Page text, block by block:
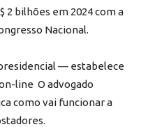
2 bilhões em 2024 com a
Nacional.
— estabelece
line O advogado
como vai funcionar a